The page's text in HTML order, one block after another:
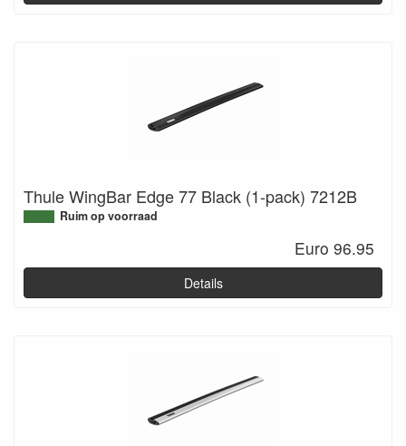
Thule WingBar Edge 77 Black (1-pack) 7212B
Ruim op voorraad
Euro 96.95
Details